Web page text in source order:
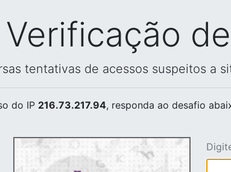
Verificação
tentativas de acessos suspeitos a
do IP 216.73.217.94, responda ao desafio